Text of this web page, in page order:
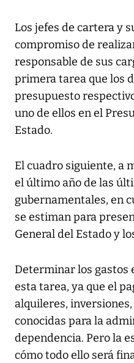
Los jefes de cartera y
compromiso de
responsable de sus
primera tarea que los
presupuesto
uno de ellos en el
Estado.
El cuadro siguiente, a
el último año de las
gubernamentales, en
se estiman para
General del Estado y
Determinar los gastos
esta tarea, ya que el
alquileres,
conocidas para la
dependencia. Pero la
cómo todo ello será